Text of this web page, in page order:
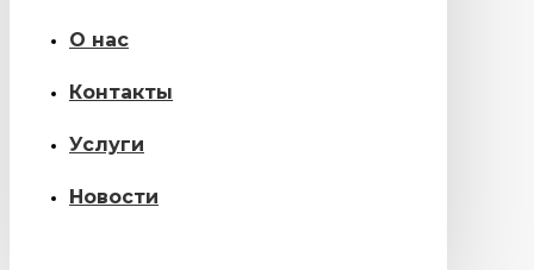
О нас
Контакты
Услуги
Новости